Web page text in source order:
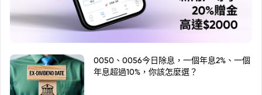
0050、0056今日除息，一個年息2%、一個
年息超過10%，你該怎麼選？